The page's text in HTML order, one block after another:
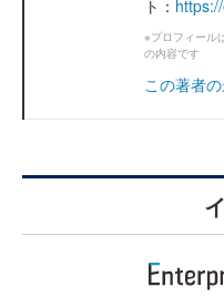
ト：
※プロフィール
の内容です
この著者